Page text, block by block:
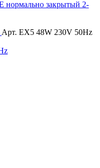
Арт. EX5 48W 230V 50Hz